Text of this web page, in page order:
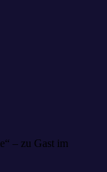
– zu Gast im